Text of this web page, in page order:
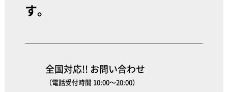
す。
全国対応!! お問い合わせ
（電話受付時間 10:00～20:00）